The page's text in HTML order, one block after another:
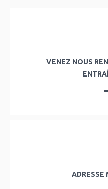
VENEZ NOUS
ADRESSE